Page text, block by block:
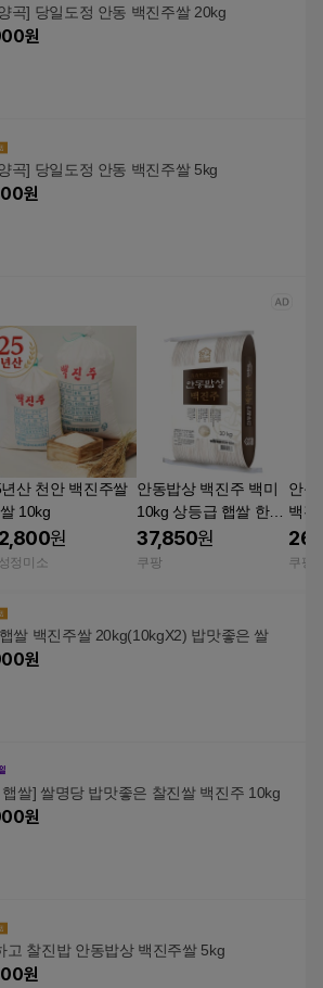
곡] 당일도정 안동 백진주쌀 20kg
원
곡] 당일도정 안동 백진주쌀 5kg
원
산 천안 백진주쌀
10kg
원
정미소
안동밥상 백진주 백미
10kg 상등급 햅쌀 한국
라이스텍
37,850원
쿠팡
안동
백진주
산 햅쌀 상등
푸드
쿠팡
쌀 백진주쌀 20kg(10kgX2) 밥맛좋은 쌀
원
햅쌀] 쌀명당 밥맛좋은 찰진쌀 백진주 10kg
원
고 찰진밥 안동밥상 백진주쌀 5kg
원